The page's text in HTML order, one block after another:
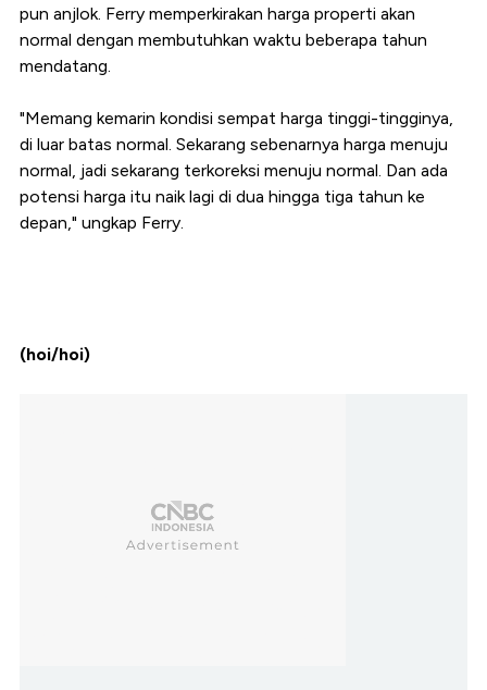
pun anjlok. Ferry memperkirakan harga properti akan
normal dengan membutuhkan waktu beberapa tahun
mendatang.
"Memang kemarin kondisi sempat harga tinggi-tingginya,
di luar batas normal. Sekarang sebenarnya harga menuju
normal, jadi sekarang terkoreksi menuju normal. Dan ada
potensi harga itu naik lagi di dua hingga tiga tahun ke
depan," ungkap Ferry.
(hoi/hoi)